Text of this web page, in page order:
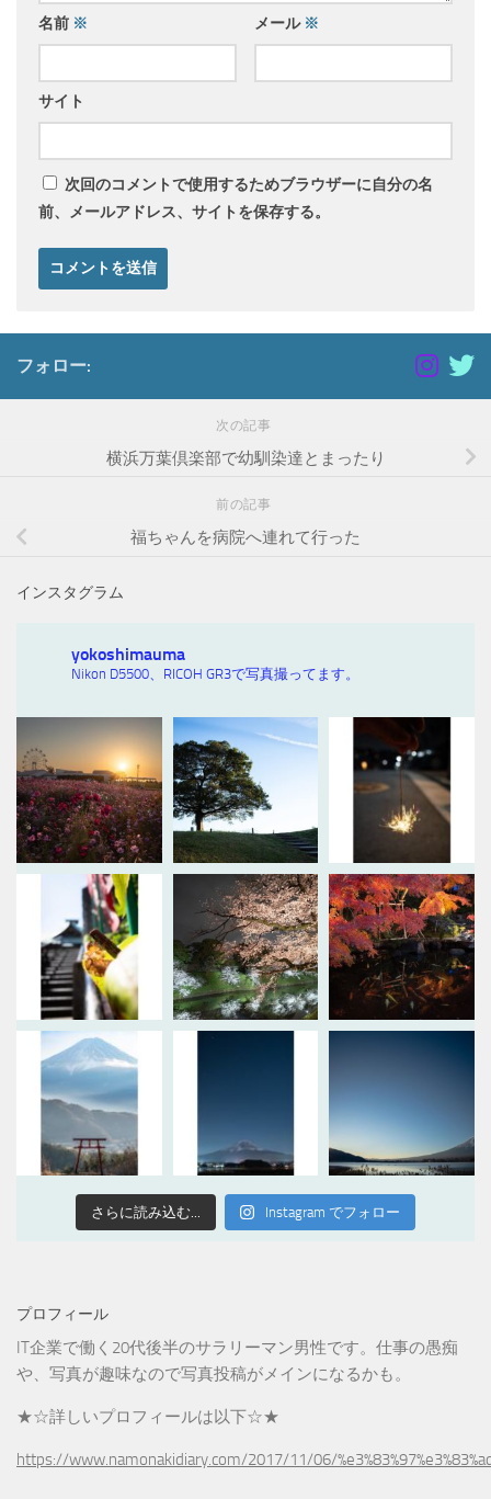
名前 ※ メール ※
サイト
次回のコメントで使用するためブラウザーに自分の名
前、メールアドレス、サイトを保存する。
フォロー:
次の記事
横浜万葉倶楽部で幼馴染達とまったり
前の記事
福ちゃんを病院へ連れて行った
インスタグラム
yokoshimauma
Nikon D5500、RICOH GR3で写真撮ってます。
さらに読み込む... Instagram でフォロー
プロフィール
IT企業で働く20代後半のサラリーマン男性です。仕事の愚痴
や、写真が趣味なので写真投稿がメインになるかも。
★☆詳しいプロフィールは以下☆★
https://www.namonakidiary.com/2017/11/06/